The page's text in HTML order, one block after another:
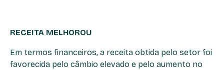
RECEITA MELHOROU
Em termos financeiros, a receita obtida pelo setor foi
favorecida pelo câmbio elevado e pelo aumento no